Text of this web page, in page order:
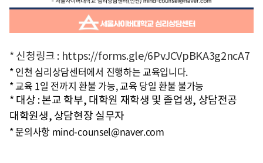
* 신청링크 : https://forms.gle/6PvJCVpBKA3g2ncA7
* 인천 심리상담센터에서 진행하는 교육입니다.
* 교육 1일 전까지 환불 가능, 교육 당일 환불 불가능
* 대상 : 본교 학부, 대학원 재학생 및 졸업생, 상담전공
대학원생, 상담현장 실무자
* 문의사항 mind-counsel@naver.com